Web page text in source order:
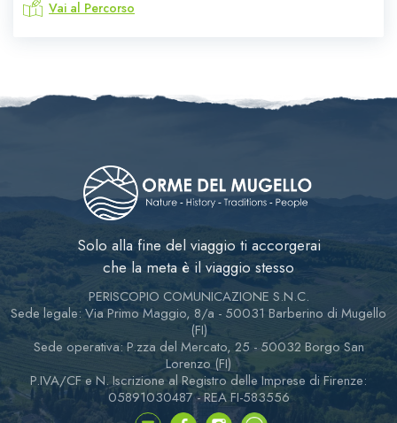
Vai al Percorso
Solo alla fine del viaggio ti accorgerai
che la meta è il viaggio stesso
PERISCOPIO COMUNICAZIONE S.N.C.
Sede legale: Via Primo Maggio, 8/a - 50031 Barberino di Mugello
(FI)
Sede operativa: P.zza del Mercato, 25 - 50032 Borgo San
Lorenzo (FI)
P.IVA/CF e N. Iscrizione al Registro delle Imprese di Firenze:
05891030487 - REA FI-583556